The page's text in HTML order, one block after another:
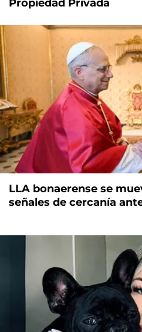
Propiedad Privada
LLA bonaerense se
señales de cercanía